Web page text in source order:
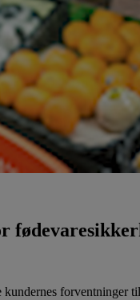
forventninger